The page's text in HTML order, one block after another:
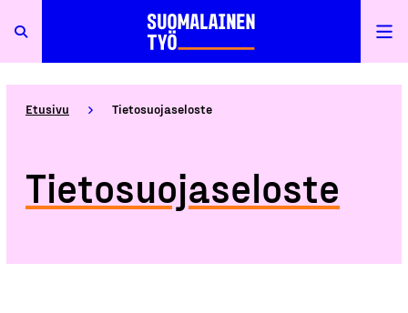
Etusivu Tietosuojaseloste
Tietosuojaseloste